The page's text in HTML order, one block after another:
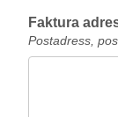
Faktura
Postadress,